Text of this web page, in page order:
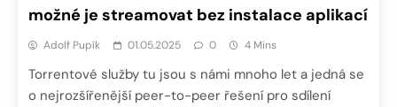
možné je streamovat bez instalace aplikací
Adolf Pupík 01.05.2025 0 4 Mins
Torrentové služby tu jsou s námi mnoho let a jedná se
o nejrozšířenější peer-to-peer řešení pro sdílení